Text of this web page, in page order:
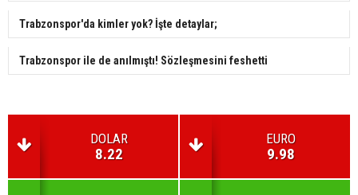
Trabzonspor'da kimler yok? İşte detaylar;
Trabzonspor ile de anılmıştı! Sözleşmesini feshetti
DOLAR
8.22
EURO
9.98